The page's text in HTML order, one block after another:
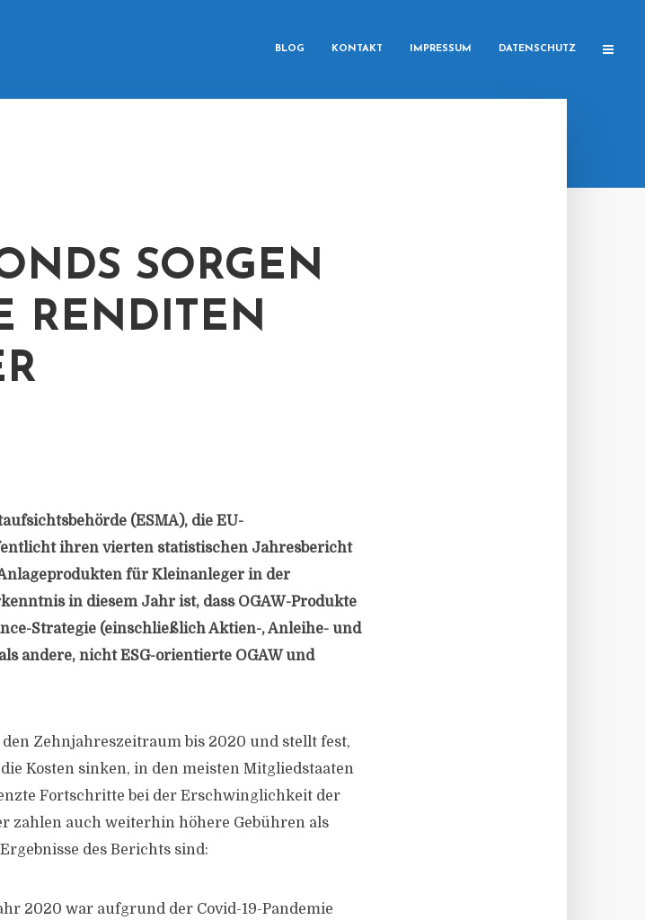
BLOG KONTAKT IMPRESSUM DATENSCHUTZ
SORGEN
RENDITEN
(ESMA), die EU-
ihren vierten statistischen Jahresbericht
für Kleinanleger in der
in diesem Jahr ist, dass OGAW-Produkte
Strategie (einschließlich Aktien-, Anleihe- und
andere, nicht ESG-orientierte OGAW und
Zehnjahreszeitraum bis 2020 und stellt fest,
Kosten sinken, in den meisten Mitgliedstaaten
Fortschritte bei der Erschwinglichkeit der
zahlen auch weiterhin höhere Gebühren als
des Berichts sind:
2020 war aufgrund der Covid-19-Pandemie